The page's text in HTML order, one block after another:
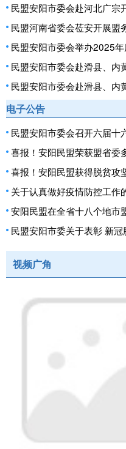
民盟安阳市委会赴河北广宗
民盟河南省委会莅安开展盟
民盟安阳市委会赴滑县、内
民盟安阳市委会赴滑县、内
电子公告
民盟安阳市委会召开六届十
喜报！安阳民盟荣获盟省委
喜报！安阳民盟获得脱贫攻
关于认真做好疫情防控工作
安阳民盟在全省十八个地市
视频广角